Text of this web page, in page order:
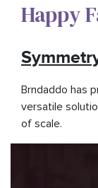
Happy
Brndaddo has
versatile
of scale.